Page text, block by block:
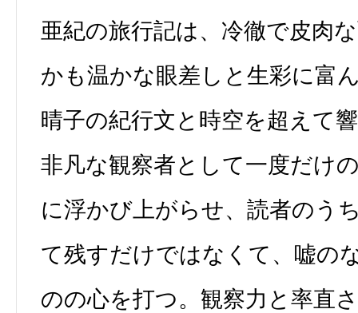
亜紀の旅行記は、冷徹で皮肉
かも温かな眼差しと生彩に富
晴子の紀行文と時空を超えて
非凡な観察者として一度だけ
に浮かび上がらせ、読者のう
て残すだけではなくて、嘘の
のの心を打つ。観察力と率直